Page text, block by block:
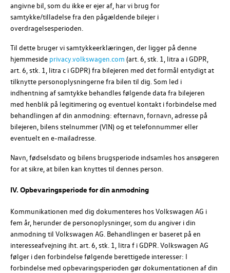
angivne bil, som du ikke er ejer af, har vi brug for
samtykke/tilladelse fra den pågældende bilejer i
overdragelsesperioden.
Til dette bruger vi samtykkeerklæringen, der ligger på denne
hjemmeside privacy.volkswagen.com (art. 6, stk. 1, litra a i GDPR,
art. 6, stk. 1, litra c i GDPR) fra bilejeren med det formål entydigt at
tilknytte personoplysningerne fra bilen til dig. Som led i
indhentning af samtykke behandles følgende data fra bilejeren
med henblik på legitimering og eventuel kontakt i forbindelse med
behandlingen af din anmodning: efternavn, fornavn, adresse på
bilejeren, bilens stelnummer (VIN) og et telefonnummer eller
eventuelt en e-mailadresse.
Navn, fødselsdato og bilens brugsperiode indsamles hos ansøgeren
for at sikre, at bilen kan knyttes til dennes person.
IV. Opbevaringsperiode for din anmodning
Kommunikationen med dig dokumenteres hosVolkswagen AG i
fem år, herunder de personoplysninger, som du angiver i din
anmodning til Volkswagen AG . Behandlingen er baseret på en
interesseafvejning iht. art. 6, stk. 1, litra f i GDPR. Volkswagen AG
følger i den forbindelse følgende berettigede interesser: I
forbindelse med opbevaringsperioden gør dokumentationen af din